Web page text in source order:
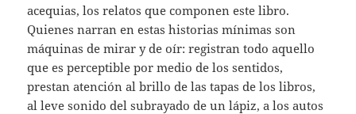
acequias, los relatos que componen este libro.
Quienes narran en estas historias mínimas son
máquinas de mirar y de oír: registran todo aquello
que es perceptible por medio de los sentidos,
prestan atención al brillo de las tapas de los libros,
al leve sonido del subrayado de un lápiz, a los autos